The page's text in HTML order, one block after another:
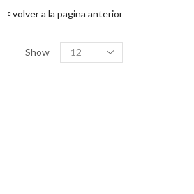
volver a la pagina anterior
Show
Productos
por